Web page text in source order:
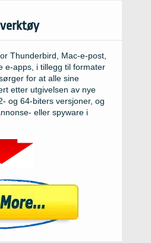
Thunderbird, Mac-e-post,
e-apps, i tillegg til formater
for at alle sine
etter utgivelsen av nye
og 64-biters versjoner, og
eller spyware i